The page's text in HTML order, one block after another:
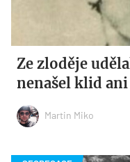
Ze zloděje
nenašel klid
Martin Miko